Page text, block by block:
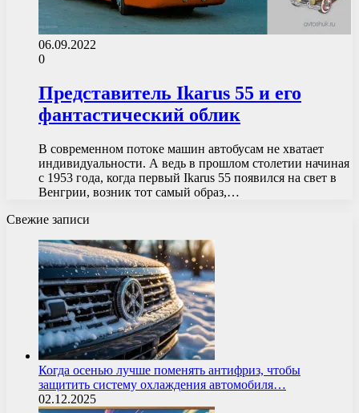
06.09.2022
0
Представитель Ikarus 55 и его
фантастический облик
В современном потоке машин автобусам не хватает
индивидуальности. А ведь в прошлом столетии начиная
с 1953 года, когда первый Ikarus 55 появился на свет в
Венгрии, возник тот самый образ,…
Свежие записи
Когда осенью лучше поменять антифриз, чтобы
защитить систему охлаждения автомобиля…
02.12.2025